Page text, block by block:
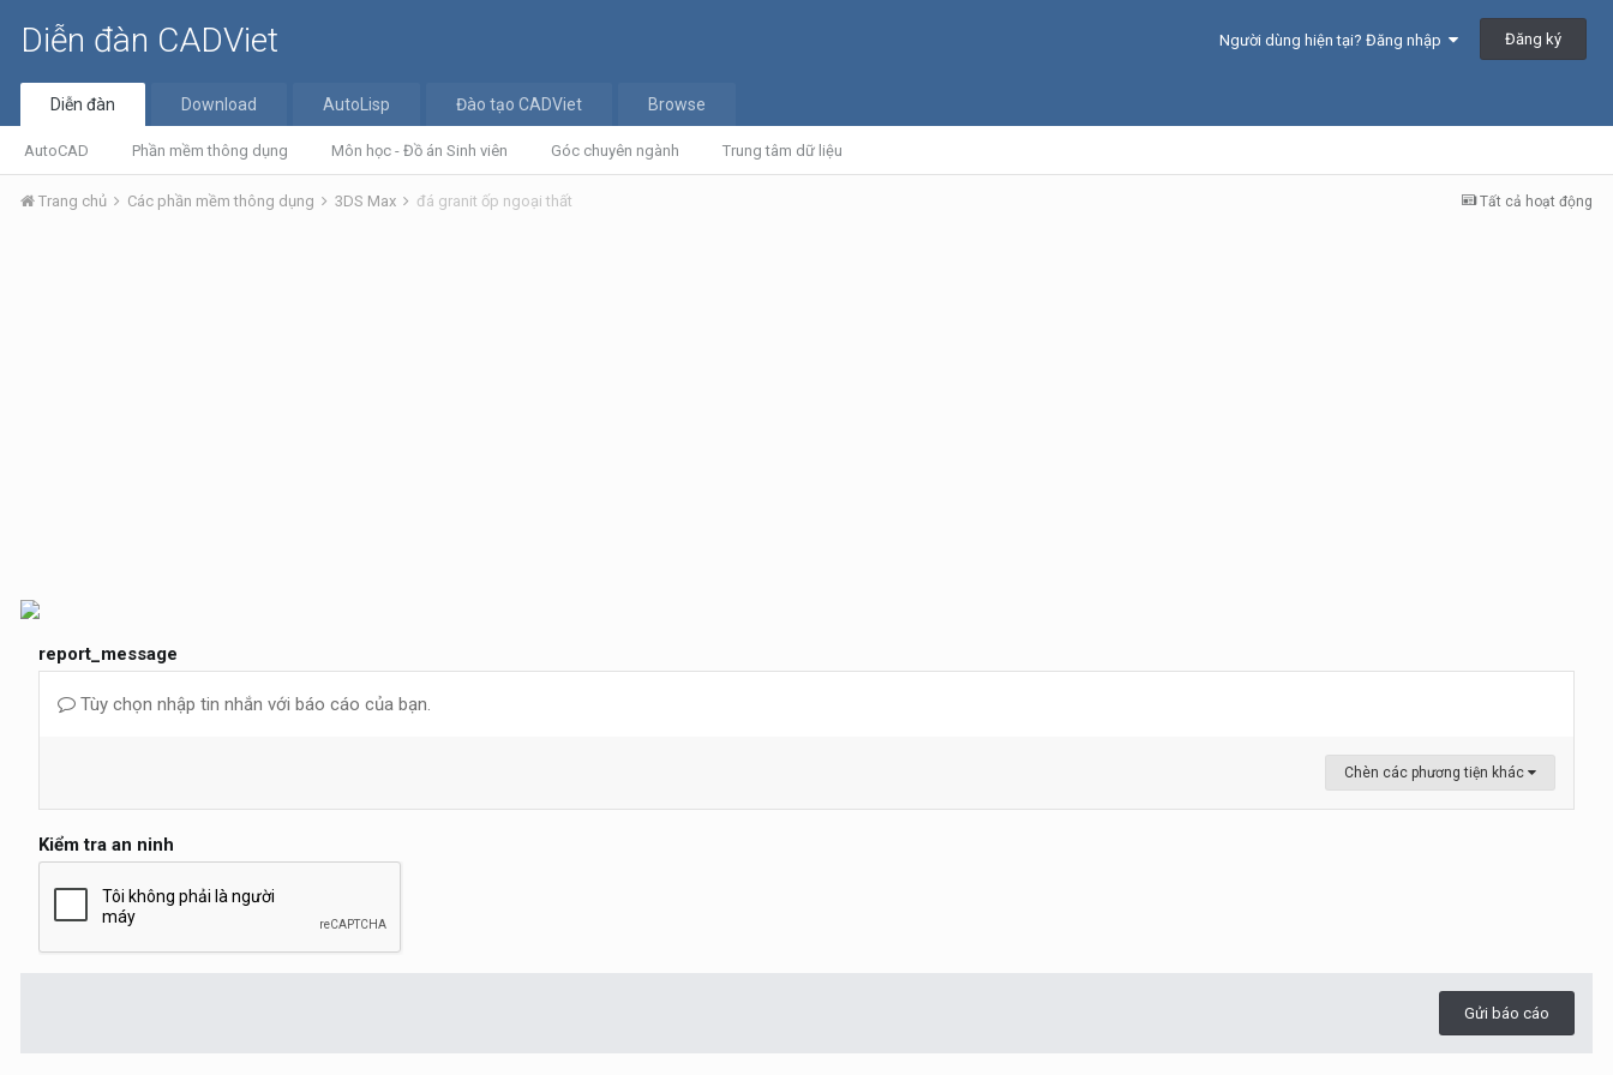
Diễn đàn CADViet Người dùng hiện tại? Đăng nhập Đăng ký
Diễn đàn
AutoCAD Phần mềm thông dụng Môn học - Đồ án Sinh viên Góc chuyên ngành Trung tâm dữ liệu
Download AutoLisp Đào tạo CADViet Browse
Tất cả hoạt động
Trang chủ Các phần mềm thông dụng 3DS Max đá granit ốp ngoại thất
report_message
Tùy chọn nhập tin nhắn với báo cáo của bạn.
Chèn các phương tiện khác
Kiểm tra an ninh
Gửi báo cáo